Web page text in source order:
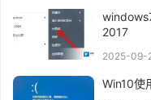
2017
2025-09-
Win10使